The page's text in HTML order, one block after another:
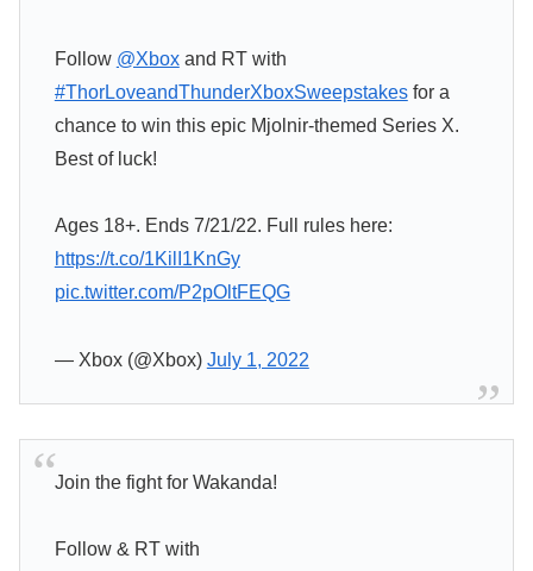
Follow @Xboxand RT with
#ThorLoveandThunderXboxSweepstakesfor a
chance to win this epic Mjolnir-themed Series X.
Best of luck!
Ages 18+. Ends 7/21/22. Full rules here:
https://t.co/1KilI1KnGy
pic.twitter.com/P2pOltFEQG
— Xbox (@Xbox) July 1, 2022
Join the fight for Wakanda!
Follow & RT with